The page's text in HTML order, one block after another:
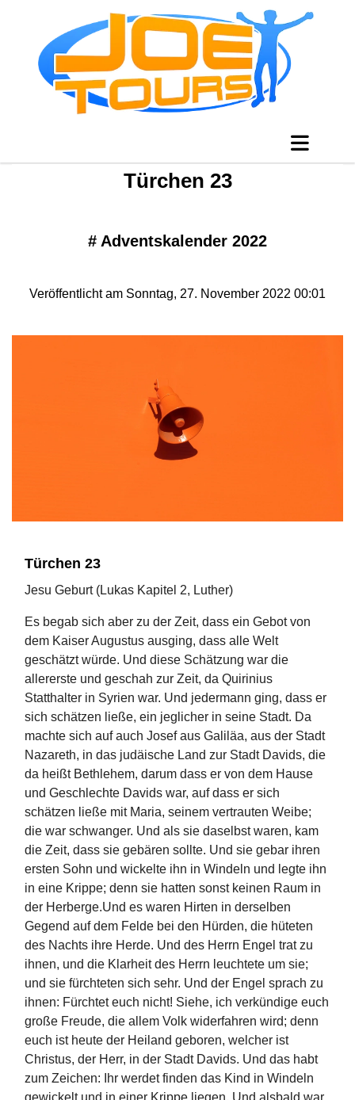
Türchen 23
# Adventskalender 2022
Veröffentlicht am Sonntag, 27. November 2022 00:01
Türchen 23
Jesu Geburt (Lukas Kapitel 2, Luther)
Es begab sich aber zu der Zeit, dass ein Gebot von
dem Kaiser Augustus ausging, dass alle Welt
geschätzt würde. Und diese Schätzung war die
allererste und geschah zur Zeit, da Quirinius
Statthalter in Syrien war. Und jedermann ging, dass er
sich schätzen ließe, ein jeglicher in seine Stadt. Da
machte sich auf auch Josef aus Galiläa, aus der Stadt
Nazareth, in das judäische Land zur Stadt Davids, die
da heißt Bethlehem, darum dass er von dem Hause
und Geschlechte Davids war, auf dass er sich
schätzen ließe mit Maria, seinem vertrauten Weibe;
die war schwanger. Und als sie daselbst waren, kam
die Zeit, dass sie gebären sollte. Und sie gebar ihren
ersten Sohn und wickelte ihn in Windeln und legte ihn
in eine Krippe; denn sie hatten sonst keinen Raum in
der Herberge.Und es waren Hirten in derselben
Gegend auf dem Felde bei den Hürden, die hüteten
des Nachts ihre Herde. Und des Herrn Engel trat zu
ihnen, und die Klarheit des Herrn leuchtete um sie;
und sie fürchteten sich sehr. Und der Engel sprach zu
ihnen: Fürchtet euch nicht! Siehe, ich verkündige euch
große Freude, die allem Volk widerfahren wird; denn
euch ist heute der Heiland geboren, welcher ist
Christus, der Herr, in der Stadt Davids. Und das habt
zum Zeichen: Ihr werdet finden das Kind in Windeln
gewickelt und in einer Krippe liegen. Und alsbald war